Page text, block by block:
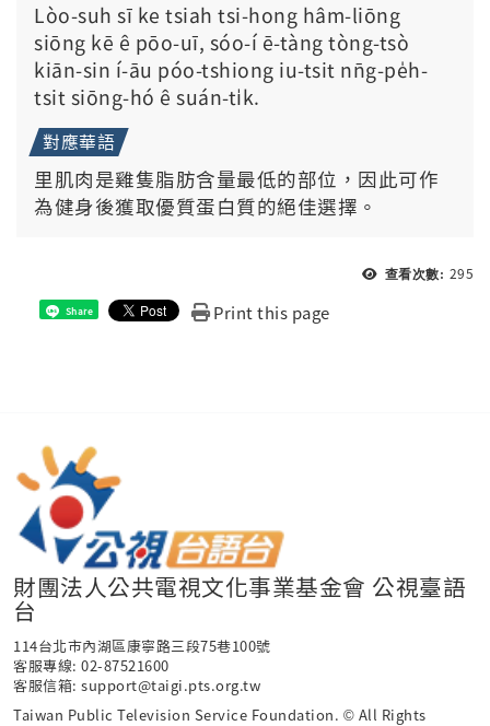
Lòo-suh sī ke tsiah tsi-hong hâm-liōng
siōng kē ê pōo-uī, sóo-í ē-tàng tòng-tsò
kiān-sin í-āu póo-tshiong iu-tsit nn̄g-pe̍h-
tsit siōng-hó ê suán-ti̍k.
對應華語
里肌肉是雞隻脂肪含量最低的部位，因此可作
為健身後獲取優質蛋白質的絕佳選擇。
查看次數: 295
Share Print this page
財團法人公共電視文化事業基金會 公視臺語
台
114台北市內湖區康寧路三段75巷100號
客服專線: 02-87521600
客服信箱: support@taigi.pts.org.tw
Taiwan Public Television Service Foundation. © All Rights